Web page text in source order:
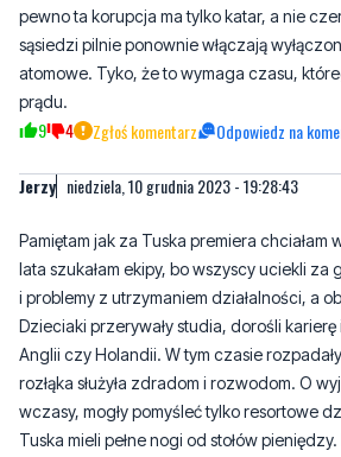
pewno ta korupcja ma tylko katar, a nie
sąsiedzi pilnie ponownie włączają
atomowe. Tyko, że to wymaga czasu,
prądu.
9 4 Zgłoś komentarz Odpowiedz na
Jerzy niedziela, 10 grudnia 2023 - 19:28:43
Pamiętam jak za Tuska premiera chciałam
lata szukałam ekipy, bo wszyscy uciekli za
i problemy z utrzymaniem działalności, a
Dzieciaki przerywały studia, dorośli
Anglii czy Holandii. W tym czasie
rozłąka służyła zdradom i rozwodom. O
wczasy, mogły pomyśleć tylko resortowe
Tuska mieli pełne nogi od stołów